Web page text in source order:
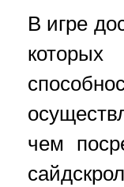
В игре
чем